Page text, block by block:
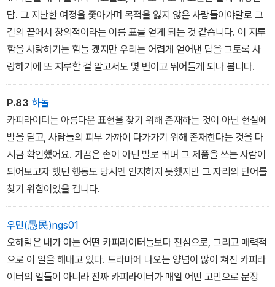
답. 그 지난한 여정을 좇아가며 목적을 잃지 않은 사람들이야말로 그
길의 끝에서 창의적이라는 이름 표를 얻게 되는 것 같습니다. 이 지루
함을 사랑하기는 힘들 겠지만 우리는 어렵게 얻어낸 답을 그토록 사
랑하기에 또 지루할 걸 알고서도 몇 번이고 뛰어들게 되나 봅니다.
P.83 하놀
카피라이터는 아름다운 표현을 찾기 위해 존재하는 것이 아닌 현실에
발을 딛고, 사람들의 피부 가까이 다가가기 위해 존재한다는 것을 다
시금 확인했어요. 가끔은 손이 아닌 발로 뛰며 그 제품을 쓰는 사람이
되어보고자 했던 행동도 당시엔 인지하지 못했지만 그 자리의 단어를
찾기 위함이었을 겁니다.
우민(愚民)ngs01
오하림은 내가 아는 어떤 카피라이터들보다 진심으로, 그리고 매력적
으로 이 일을 해내고 있다. 드라마에 나오는 양념이 많이 쳐진 카피라
이터의 일들이 아니라 진짜 카피라이터가 매일 어떤 고민으로 문장